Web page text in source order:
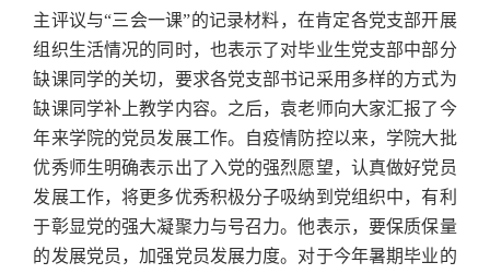
主评议与“三会一课”的记录材料，在肯定各党支部开展
组织生活情况的同时，也表示了对毕业生党支部中部分
缺课同学的关切，要求各党支部书记采用多样的方式为
缺课同学补上教学内容。之后，袁老师向大家汇报了今
年来学院的党员发展工作。自疫情防控以来，学院大批
优秀师生明确表示出了入党的强烈愿望，认真做好党员
发展工作，将更多优秀积极分子吸纳到党组织中，有利
于彰显党的强大凝聚力与号召力。他表示，要保质保量
的发展党员，加强党员发展力度。对于今年暑期毕业的